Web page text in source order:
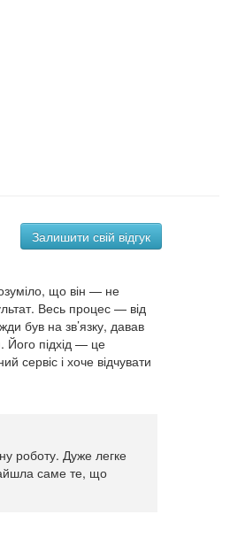
Залишити свій відгук
що він — не
Весь процес — від
був на зв’язку, давав
Його підхід — це
сервіс і хоче відчувати
роботу. Дуже легке
саме те, що